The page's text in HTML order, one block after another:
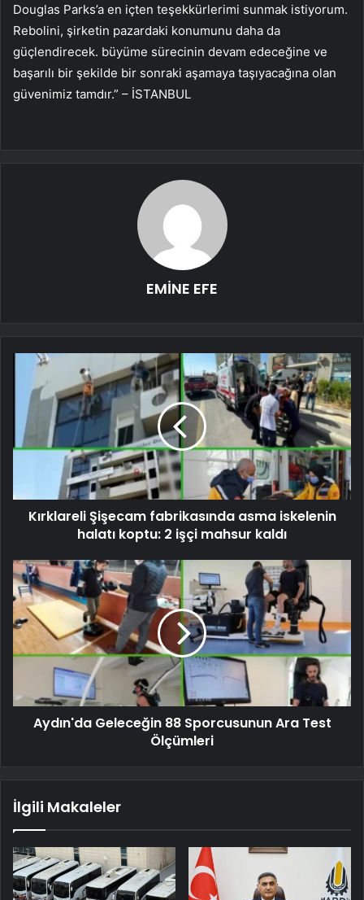
Douglas Parks’a en içten teşekkürlerimi sunmak istiyorum.
Rebolini, şirketin pazardaki konumunu daha da
güçlendirecek. büyüme sürecinin devam edeceğine ve
başarılı bir şekilde bir sonraki aşamaya taşıyacağına olan
güvenimiz tamdır.” – İSTANBUL
EMİNE EFE
Kırklareli Şişecam fabrikasında asma iskelenin
halatı koptu: 2 işçi mahsur kaldı
Aydın'da Geleceğin 88 Sporcusunun Ara Test
Ölçümleri
İlgili Makaleler